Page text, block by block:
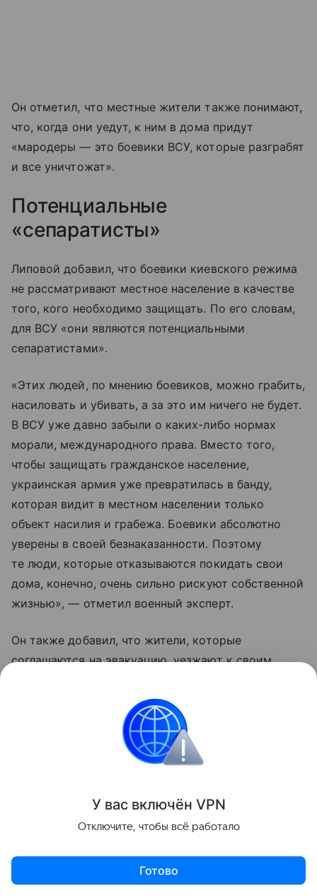
Он отметил, что местные жители также понимают,
что, когда они уедут, к ним в дома придут
«мародеры — это боевики ВСУ, которые разграбят
и все уничтожат».
Потенциальные
«сепаратисты»
Липовой добавил, что боевики киевского режима
не рассматривают местное население в качестве
того, кого необходимо защищать. По его словам,
для ВСУ «они являются потенциальными
сепаратистами».
«Этих людей, по мнению боевиков, можно грабить,
насиловать и убивать, а за это им ничего не будет.
В ВСУ уже давно забыли о каких-либо нормах
морали, международного права. Вместо того,
чтобы защищать гражданское население,
украинская армия уже превратилась в банду,
которая видит в местном населении только
объект насилия и грабежа. Боевики абсолютно
уверены в своей безнаказанности. Поэтому
те люди, которые отказываются покидать свои
дома, конечно, очень сильно рискуют собственной
жизнью», — отметил военный эксперт.
Он также добавил, что жители, которые
соглашаются на эвакуацию, уезжают к своим
те люди, которые еще верят Владимиру
Зеленскому, что «он принесет счастье Украине
и якобы победит Москву».
Поделиться
У вас включён VPN
Отключите, чтобы всё работало
Готово